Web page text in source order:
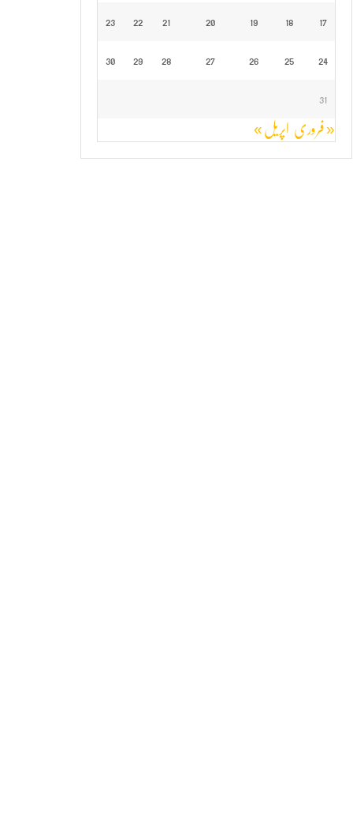
17
18
19
20
21
22
23
24
25
26
27
28
29
30
31
« فروری اپریل »